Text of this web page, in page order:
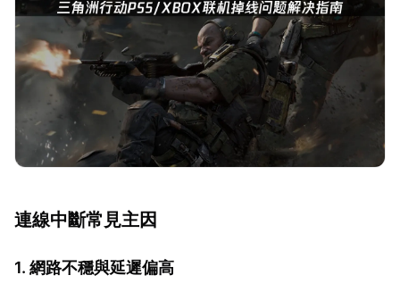
連線中斷常見主因
1. 網路不穩與延遲偏高